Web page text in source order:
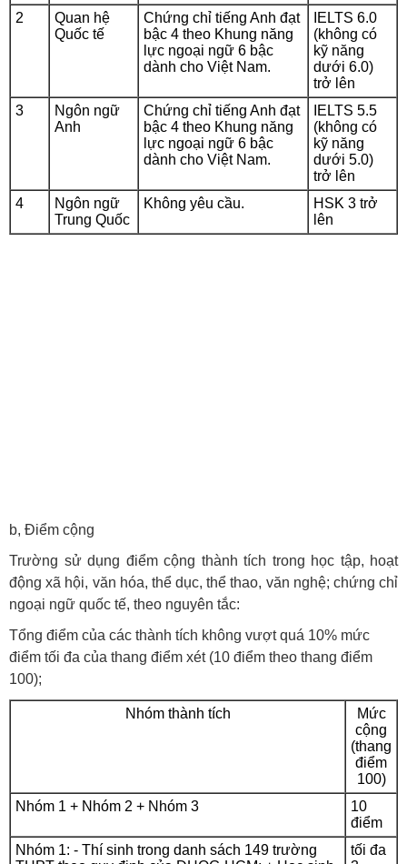
2
Quan hệ
Quốc tế
Chứng chỉ tiếng Anh đạt
bậc 4 theo Khung năng
lực ngoại ngữ 6 bậc
dành cho Việt Nam.
IELTS 6.0
(không có
kỹ năng
dưới 6.0)
trở lên
3
Ngôn ngữ
Anh
Chứng chỉ tiếng Anh đạt
bậc 4 theo Khung năng
lực ngoại ngữ 6 bậc
dành cho Việt Nam.
IELTS 5.5
(không có
kỹ năng
dưới 5.0)
trở lên
4
Ngôn ngữ
Trung Quốc
Không yêu cầu.
HSK 3 trở
lên
b, Điểm cộng
Trường sử dụng điểm cộng thành tích trong học tập, hoạt
động xã hội, văn hóa, thể dục, thể thao, văn nghệ; chứng chỉ
ngoại ngữ quốc tế, theo nguyên tắc:
Tổng điểm của các thành tích không vượt quá 10% mức
điểm tối đa của thang điểm xét (10 điểm theo thang điểm
100);
Nhóm thành tích
Mức
cộng
(thang
điểm
100)
Nhóm 1 + Nhóm 2 + Nhóm 3
10
điểm
Nhóm 1: - Thí sinh trong danh sách 149 trường
tối đa